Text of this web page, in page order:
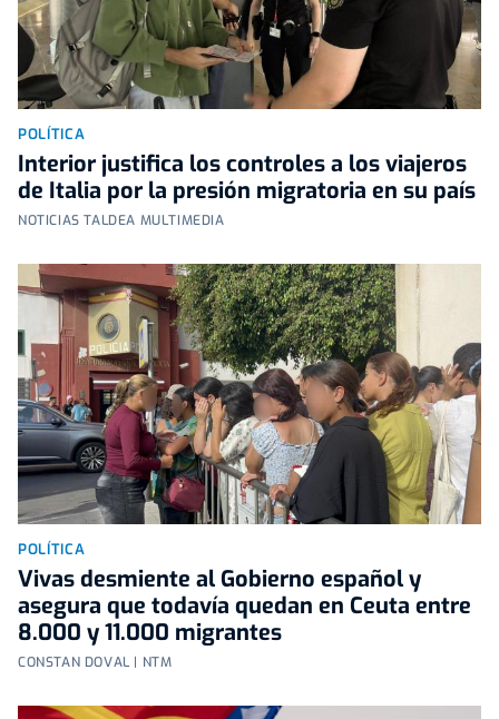
POLÍTICA
Interior justifica los controles a los viajeros
de Italia por la presión migratoria en su país
NOTICIAS TALDEA MULTIMEDIA
POLÍTICA
Vivas desmiente al Gobierno español y
asegura que todavía quedan en Ceuta entre
8.000 y 11.000 migrantes
CONSTAN DOVAL | NTM